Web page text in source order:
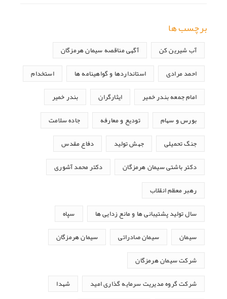
برچسب ها
آب شیرین کن آگهی مناقصه سیمان هرمزگان
احمد مرادی استانداردها و گواهینامه ها استخدام
امام جمعه بندر خمیر ایثارگران بندر خمیر
بورس و سهام تودیع و معارفه جاده سلامت
جنگ تحمیلی جهش تولید دفاع مقدس
دکتر باشتی سیمان هرمزگان دکتر محمد آشوری
رهبر معظم انقلاب
سال تولید پشتیبانی ها و مانع زدایی ها سپاه
سیمان سیمان صادراتی سیمان هرمزگان
شرکت سیمان هرمزگان
شرکت گروه مدیریت سرمایه گذاری امید شهدا